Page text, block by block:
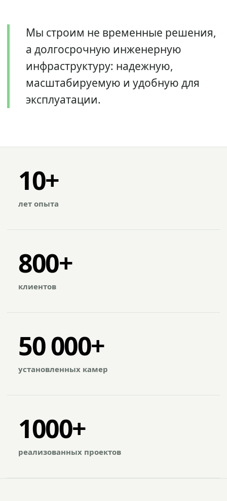
Мы строим не временные решения,
а долгосрочную инженерную
инфраструктуру: надежную,
масштабируемую и удобную для
эксплуатации.
10+
лет опыта
800+
клиентов
50 000+
установленных камер
1000+
реализованных проектов